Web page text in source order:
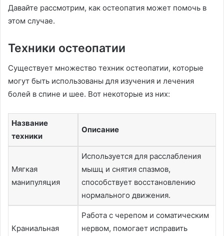
Давайте рассмотрим, как остеопатия может помочь в
этом случае.
Техники остеопатии
Существует множество техник остеопатии, которые
могут быть использованы для изучения и лечения
болей в спине и шее. Вот некоторые из них:
Название
техники
Описание
Мягкая
манипуляция
Используется для расслабления
мышц и снятия спазмов,
способствует восстановлению
нормального движения.
Краниальная
Работа с черепом и соматическим
нервом, помогает исправить